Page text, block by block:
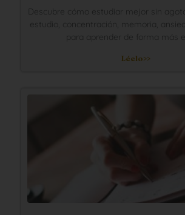
Descubre cómo estudiar mejor sin
estudio, concentración, memoria,
para aprender de forma más
Léelo>>